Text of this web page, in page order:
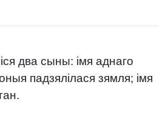
два сыны: імя аднаго
падзялілася зямля; імя